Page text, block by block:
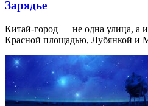
Зарядье
Китай-город — не одна улица, а
Красной площадью, Лубянкой и